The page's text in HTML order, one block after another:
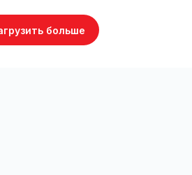
больше